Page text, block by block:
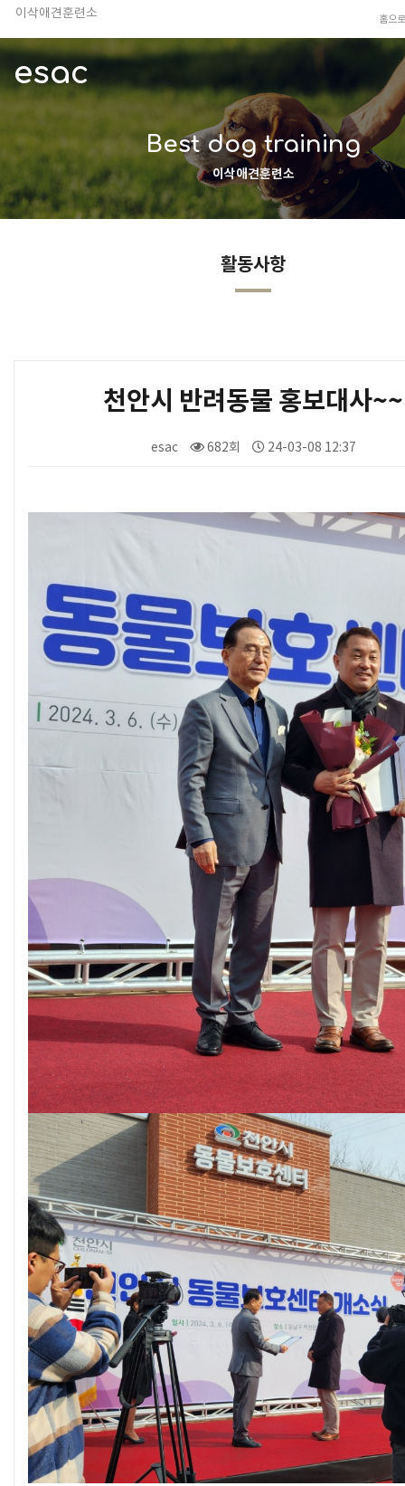
TV 동물농장 아저씨
안전하고 행복한 펫티켓 선도!
경기도 화성시 봉담읍 위치
이찬종, 이웅종 소장 소개
홈으로
esac
Best dog training
이삭애견훈련소
활동사항
천안시 반려동물 홍보대사~~
esac 682회 24-03-08 12:37
본문